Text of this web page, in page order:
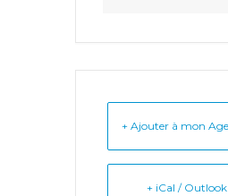
+ Ajouter à mon
+ iCal /